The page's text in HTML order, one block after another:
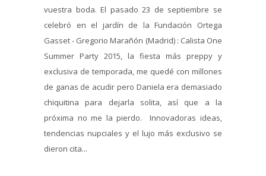
vuestra boda. El pasado 23 de septiembre se
celebró en el jardín de la Fundación Ortega
Gasset - Gregorio Marañón (Madrid) : Calista One
Summer Party 2015, la fiesta más preppy y
exclusiva de temporada, me quedé con millones
de ganas de acudir pero Daniela era demasiado
chiquitina para dejarla solita, así que a la
próxima no me la pierdo. Innovadoras ideas,
tendencias nupciales y el lujo más exclusivo se
dieron cita...